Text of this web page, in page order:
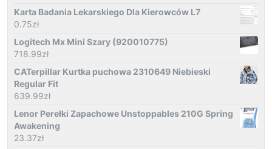
Karta Badania Lekarskiego Dla Kierowców L7
0.75zł
Logitech Mx Mini Szary (920010775)
718.99zł
CATerpillar Kurtka puchowa 2310649 Niebieski
Regular Fit
639.99zł
Lenor Perełki Zapachowe Unstoppables 210G Spring
Awakening
23.37zł